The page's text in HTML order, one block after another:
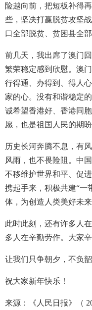
险越向前，把短板补得
些，坚决打赢脱贫攻坚
口全部脱贫、贫困县全部
前几天，我出席了澳门
繁荣稳定感到欣慰。澳
行得通、办得到、得人
家的心。没有和谐稳定
诚希望香港好、香港同
愿，也是祖国人民的期盼
历史长河奔腾不息，有
风雨，也不畏险阻。中
不移维护世界和平、促
携起手来，积极共建“一
体，为创造人类美好未来
此时此刻，还有许多人
多人在辛勤劳作。大家辛
让我们只争朝夕，不负
祝大家新年快乐！
来源：《人民日报》（